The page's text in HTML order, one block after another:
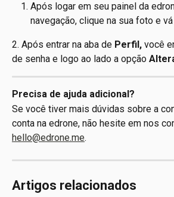
Após logar em seu painel da
navegação, clique na sua foto e
2. Após entrar na aba de Perfil, você
de senha e logo ao lado a opção
Precisa de ajuda adicional?
Se você tiver mais dúvidas sobre a
conta na edrone, não hesite em nos
hello@edrone.me.
Artigos relacionados